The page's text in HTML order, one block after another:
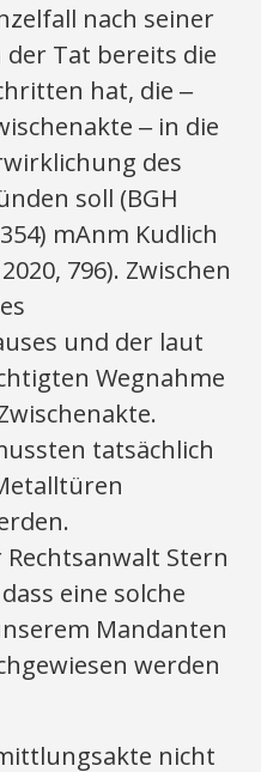
nach seiner
Tat bereits die
hat, die ‒
‒ in die
des
soll (BGH
mAnm Kudlich
796). Zwischen
und der laut
Wegnahme
tatsächlich
Stern
eine solche
Mandanten
werden
nicht